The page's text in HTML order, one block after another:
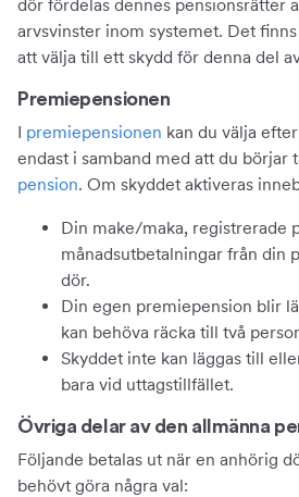
dör fördelas dennes pensionsrätter
arvsvinster inom systemet. Det
att välja till ett skydd för denna del
Premiepensionen
I premiepensionen kan du välja
endast i samband med att du börjar
pension. Om skyddet aktiveras
Din make/maka, registrerade
månadsutbetalningar från din
dör.
Din egen premiepension blir
kan behöva räcka till två
Skyddet inte kan läggas till
bara vid uttagstillfället.
Övriga delar av den allmänna
Följande betalas ut när en anhörig
behövt göra några val: